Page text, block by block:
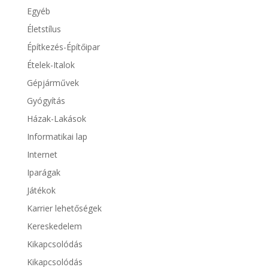
Egyéb
Életstílus
Építkezés-Építőipar
Ételek-Italok
Gépjárművek
Gyógyítás
Házak-Lakások
Informatikai lap
Internet
Iparágak
Játékok
Karrier lehetőségek
Kereskedelem
Kikapcsolódás
Kikapcsolódás